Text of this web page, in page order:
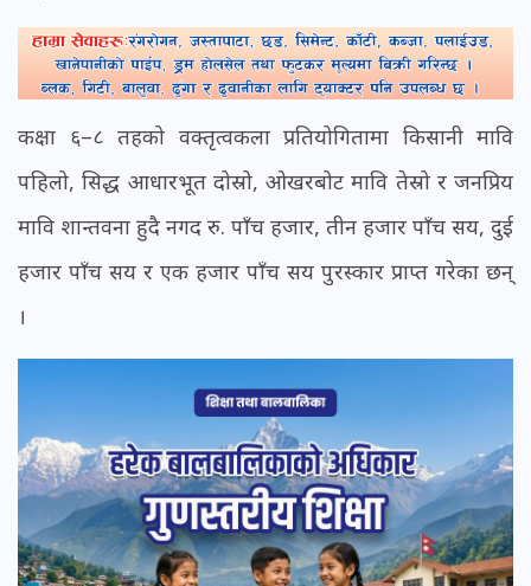
कक्षा ६–८ तहको वक्तृत्वकला प्रतियोगितामा किसानी मावि
पहिलो, सिद्ध आधारभूत दोस्रो, ओखरबोट मावि तेस्रो र जनप्रिय
मावि शान्तवना हुदै नगद रु. पाँच हजार, तीन हजार पाँच सय, दुई
हजार पाँच सय र एक हजार पाँच सय पुरस्कार प्राप्त गरेका छन्
।